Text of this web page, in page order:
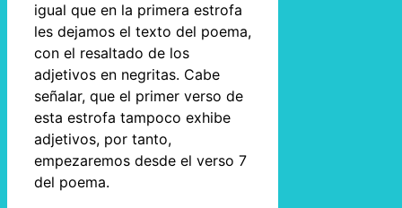
igual que en la primera estrofa
les dejamos el texto del poema,
con el resaltado de los
adjetivos en negritas. Cabe
señalar, que el primer verso de
esta estrofa tampoco exhibe
adjetivos, por tanto,
empezaremos desde el verso 7
del poema.